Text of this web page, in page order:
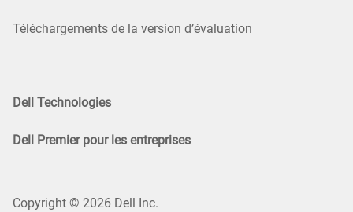
Téléchargements de la version d’évaluation
Dell Technologies
Dell Premier pour les entreprises
Copyright © 2026 Dell Inc.